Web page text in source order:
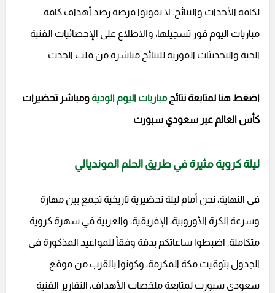
لكافة الأحداث والنتائج. لا تفوتوا فرصة رصد أهداف كافة
مباريات اليوم فور تسجيلها، والاطلاع على الإحصائيات الفنية
الحية والتحديثات الفورية للنتائج مباشرة من قلب الحدث.
اضغط هنا لمتابعة نتائجمباريات اليوم الوديةومباشر تحضيرات
كأس العالم عبر سعودي سبورت
ليلة كروية مثيرة في طريق الحلم المونديالي
في النهاية، نحن أمام ليلة تحضيرية تاريخية تجمع بين مهارة
وسرعة الكرة الأوروبية، الإفريقية، والعربية في سهرة كروية
متكاملة. اضبطوا ساعاتكم بدقة وفقاً للمواعيد المذكورة في
الجدول بتوقيت مكة المكرمة، وكونوا بالقرب من موقع
سعودي سبورت لمتابعة ملخصات الأهداف، التقارير الفنية